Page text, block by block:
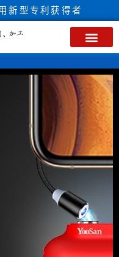
新型专利获得者